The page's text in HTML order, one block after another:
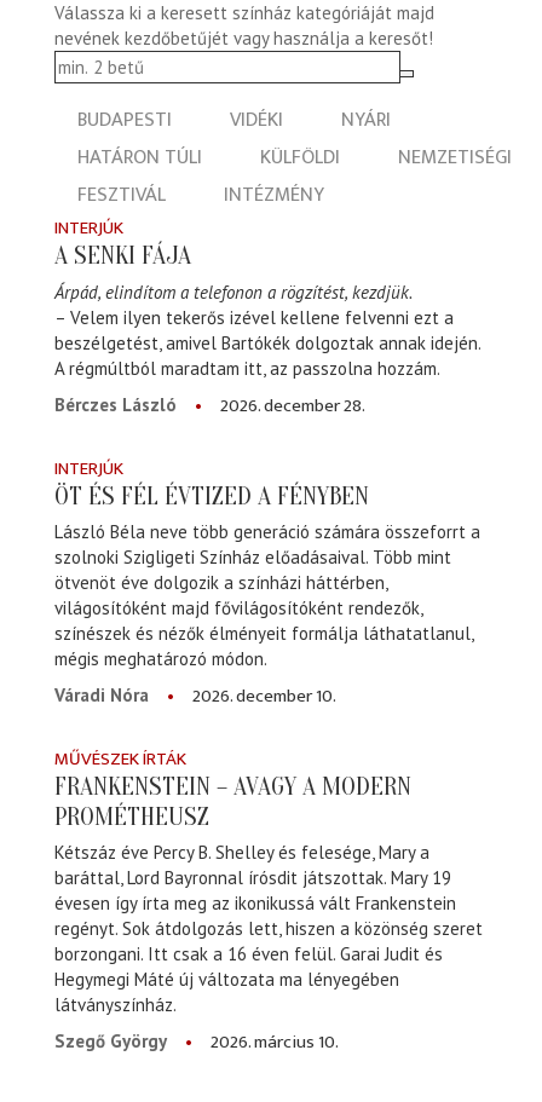
Válassza ki a keresett színház kategóriáját majd
nevének kezdőbetűjét vagy használja a keresőt!
BUDAPESTI VIDÉKI
NYÁRI
HATÁRON TÚLI
KÜLFÖLDI
NEMZETISÉGI
FESZTIVÁL
INTÉZMÉNY
INTERJÚK
A SENKI FÁJA
Árpád, elindítom a telefonon a rögzítést, kezdjük.
– Velem ilyen tekerős izével kellene felvenni ezt a
beszélgetést, amivel Bartókék dolgoztak annak idején.
A régmúltból maradtam itt, az passzolna hozzám.
Bérczes László
2026. december 28.
INTERJÚK
ÖT ÉS FÉL ÉVTIZED A FÉNYBEN
László Béla neve több generáció számára összeforrt a
szolnoki Szigligeti Színház előadásaival. Több mint
ötvenöt éve dolgozik a színházi háttérben,
világosítóként majd fővilágosítóként rendezők,
színészek és nézők élményeit formálja láthatatlanul,
mégis meghatározó módon.
Váradi Nóra
2026. december 10.
MŰVÉSZEK ÍRTÁK
FRANKENSTEIN – AVAGY A MODERN
PROMÉTHEUSZ
Kétszáz éve Percy B. Shelley és felesége, Mary a
baráttal, Lord Bayronnal írósdit játszottak. Mary 19
évesen így írta meg az ikonikussá vált Frankenstein
regényt. Sok átdolgozás lett, hiszen a közönség szeret
borzongani. Itt csak a 16 éven felül. Garai Judit és
Hegymegi Máté új változata ma lényegében
látványszínház.
Szegő György
2026. március 10.